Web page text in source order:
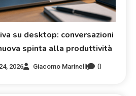
su desktop: conversazioni
spinta alla produttività
2026 Giacomo Marinelli 0